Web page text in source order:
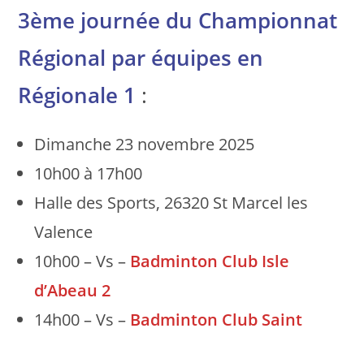
3ème journée du Championnat
Régional par équipes en
Régionale 1 :
Dimanche 23 novembre 2025
10h00 à 17h00
Halle des Sports, 26320 St Marcel les
Valence
10h00 – Vs – Badminton Club Isle
d’Abeau 2
14h00 – Vs – Badminton Club Saint